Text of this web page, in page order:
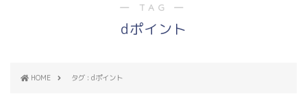
― TAG ―
dポイント
HOME タグ : dポイント